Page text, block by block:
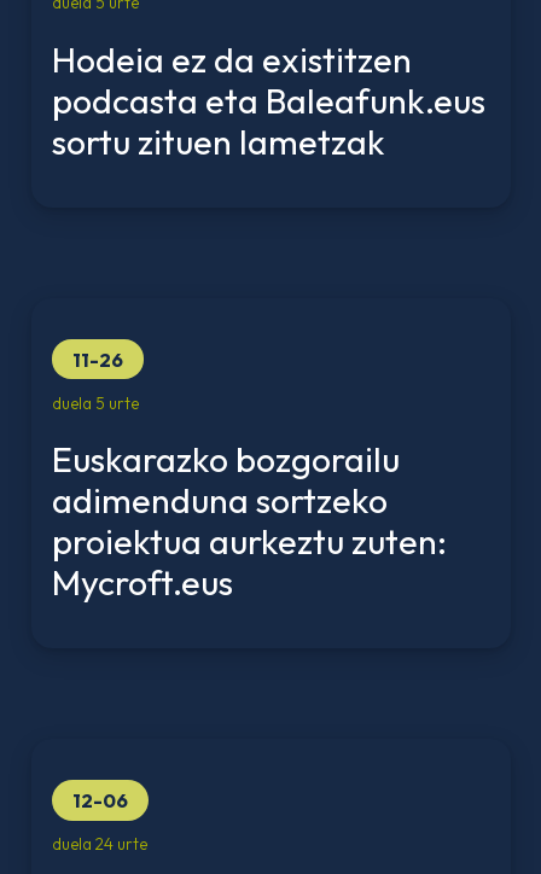
Hodeia ez da existitzen
podcasta eta Baleafunk.eus
sortu zituen Iametzak
11-26
duela 5 urte
Euskarazko bozgorailu
adimenduna sortzeko
proiektua aurkeztu zuten:
Mycroft.eus
12-06
duela 24 urte